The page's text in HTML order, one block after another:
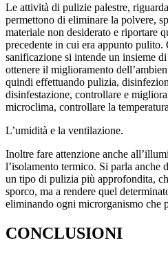
Le attività di pulizie palestre,
permettono di eliminare la polvere,
materiale non desiderato e riportare
precedente in cui era appunto pulito.
sanificazione si intende un insieme
ottenere il miglioramento
quindi effettuando pulizia,
disinfestazione, controllare e
microclima, controllare la
L’umidità e la ventilazione.
Inoltre fare attenzione anche
l’isolamento termico. Si parla anche
un tipo di pulizia più approfondita,
sporco, ma a rendere quel
eliminando ogni microrganismo che
CONCLUSIONI